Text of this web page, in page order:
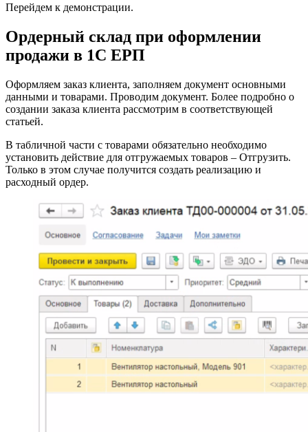
Перейдем к демонстрации.
Ордерный склад при оформлении
продажи в 1С ЕРП
Оформляем заказ клиента, заполняем документ основными
данными и товарами. Проводим документ. Более подробно о
создании заказа клиента рассмотрим в соответствующей
статьей.
В табличной части с товарами обязательно необходимо
установить действие для отгружаемых товаров – Отгрузить.
Только в этом случае получится создать реализацию и
расходный ордер.